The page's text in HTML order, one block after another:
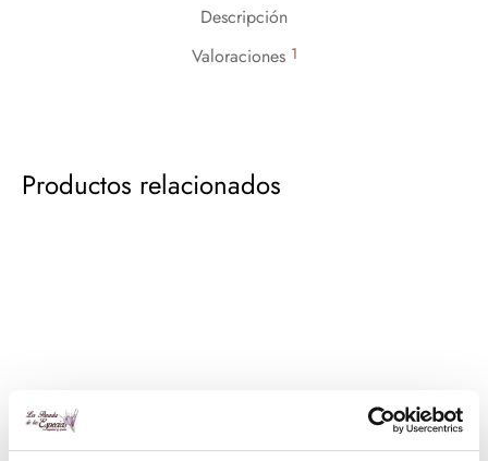
Descripción
Valoraciones 1
Productos relacionados